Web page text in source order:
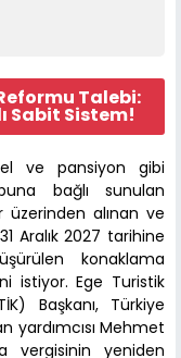
Talebi:
Sabit Sistem!
ve pansiyon gibi
bağlı sunulan
alınan ve
Aralık 2027 tarihine
konaklama
istiyor. Ege Turistik
Başkanı, Türkiye
yardımcısı Mehmet
vergisinin yeniden